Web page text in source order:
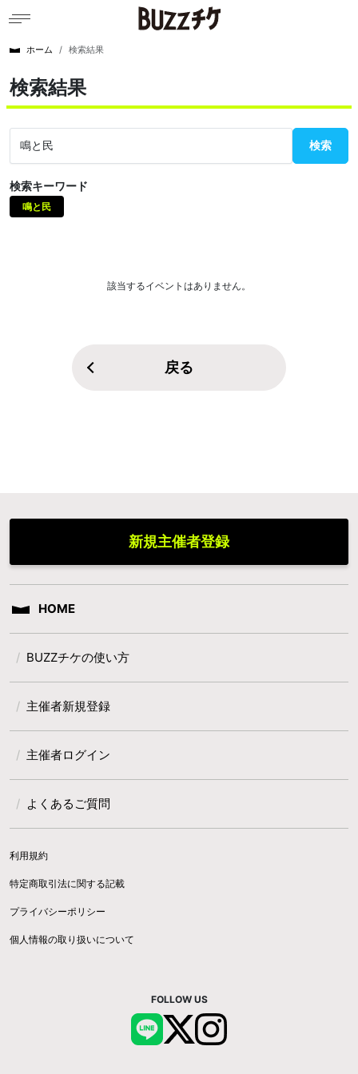
ホーム 検索結果
検索結果
検索
検索キーワード
鳴と民
該当するイベントはありません。
戻る
新規主催者登録
HOME
BUZZチケの使い方
主催者新規登録
主催者ログイン
よくあるご質問
利用規約
特定商取引法に関する記載
プライバシーポリシー
個人情報の取り扱いについて
FOLLOW US